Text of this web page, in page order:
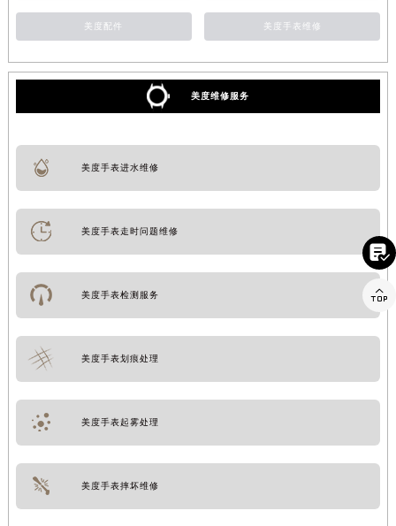
美度配件 美度手表维修
美度维修服务
美度手表进水维修
美度手表走时问题维修
美度手表检测服务
美度手表划痕处理
美度手表起雾处理
美度手表摔坏维修

